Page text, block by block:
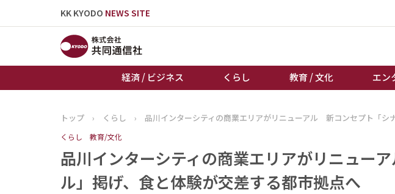
KK KYODO NEWS SITE
経済 / ビジネス くらし 教育 / 文化 エン
トップページ
お知らせ
経済 / ビジネス
教育 / 文化
エンタメ
トップ › くらし › 品川インターシティの商業エリアがリニューアル 新コンセプト「シ
くらし 教育/文化
品川インターシティの商業エリアがリニュー
ル」掲げ、食と体験が交差する都市拠点へ